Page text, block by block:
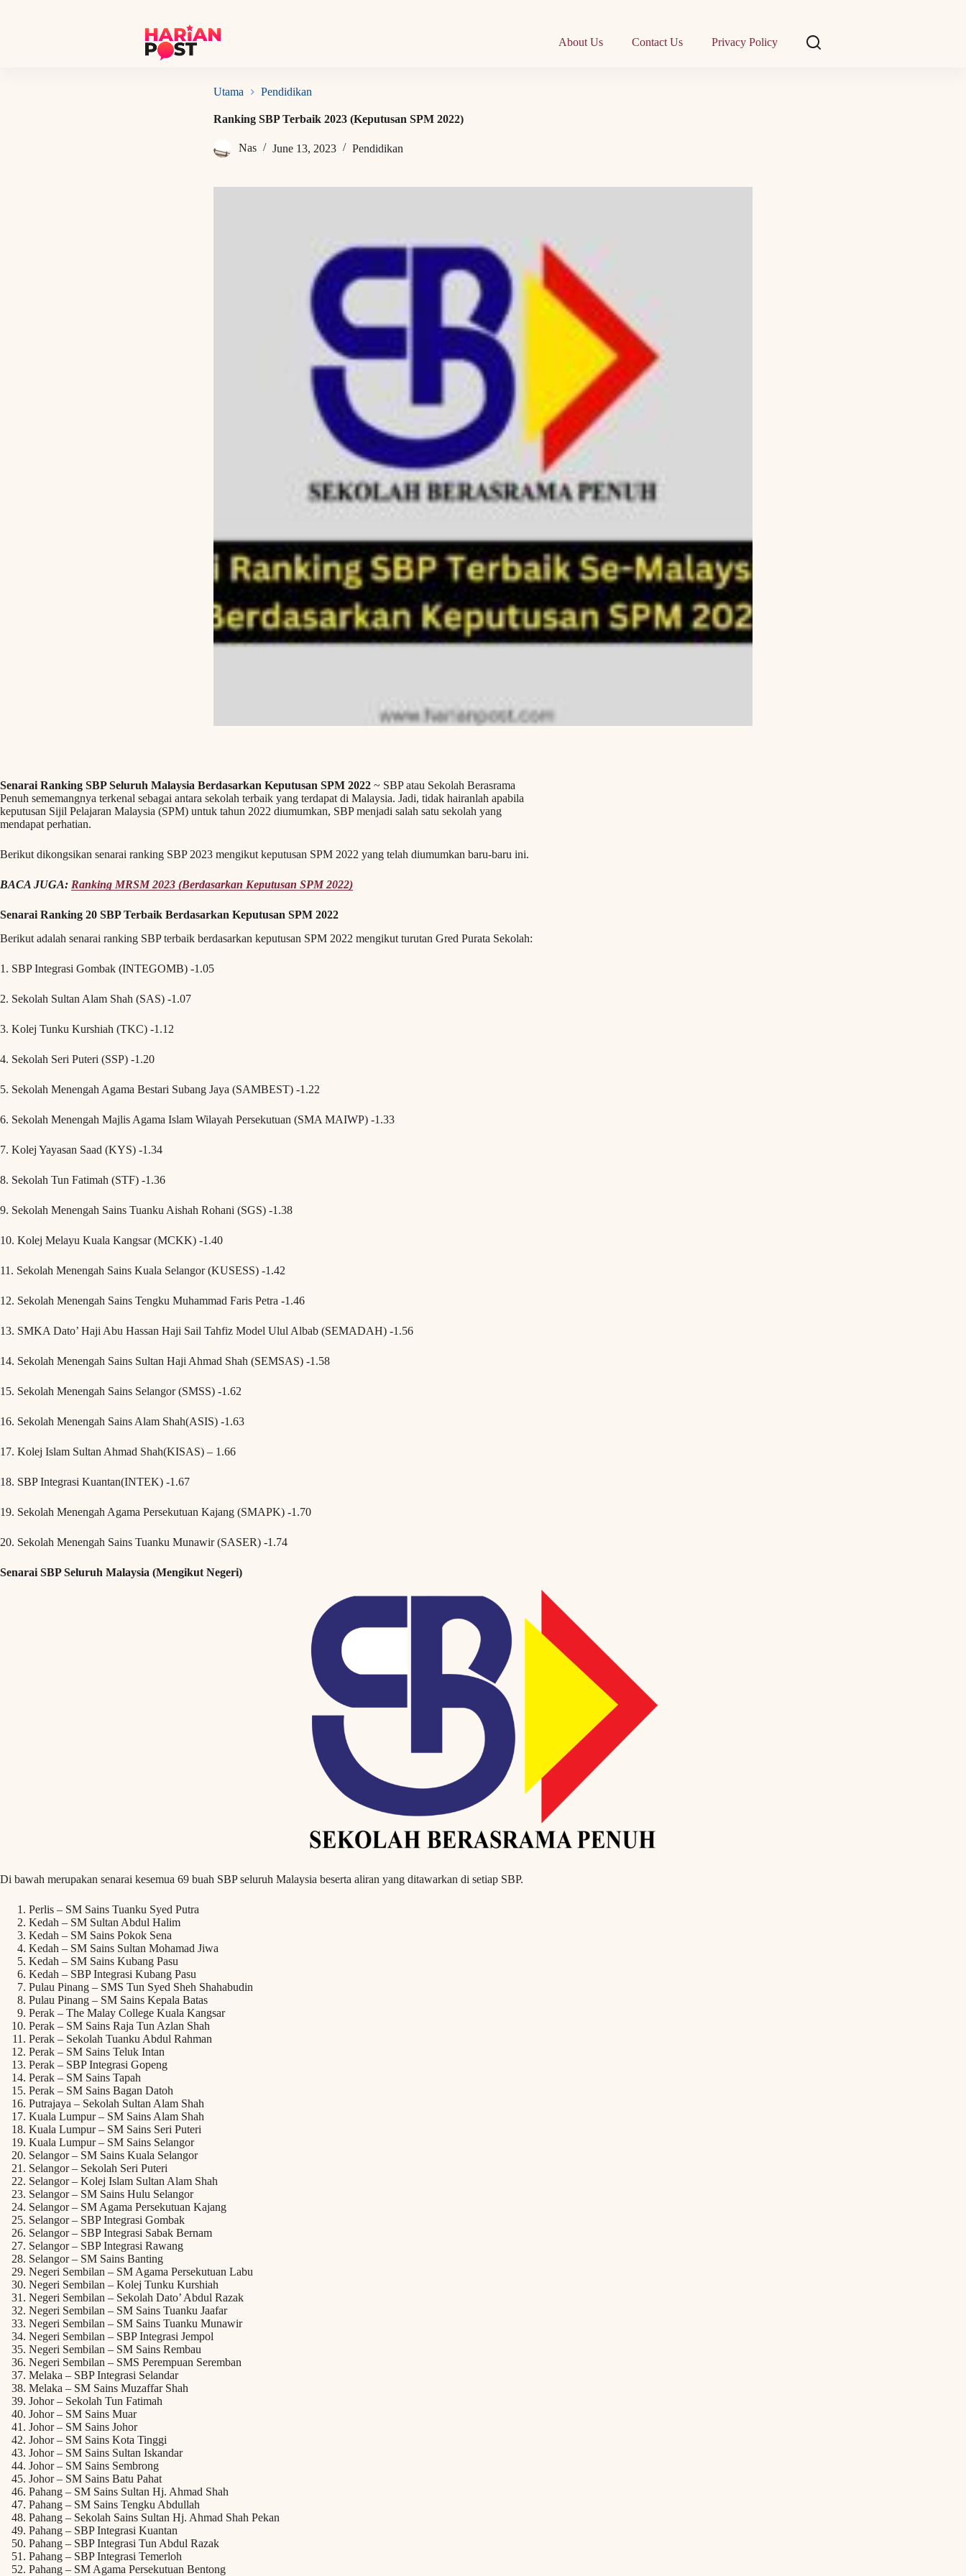
About Us Contact Us Privacy Policy
Utama Pendidikan
Ranking SBP Terbaik 2023 (Keputusan SPM 2022)
Nas June 13, 2023 Pendidikan
Senarai Ranking SBP Seluruh Malaysia Berdasarkan Keputusan SPM 2022 ~ SBP atau Sekolah Berasrama
Penuh sememangnya terkenal sebagai antara sekolah terbaik yang terdapat di Malaysia. Jadi, tidak hairanlah apabila
keputusan Sijil Pelajaran Malaysia (SPM) untuk tahun 2022 diumumkan, SBP menjadi salah satu sekolah yang
mendapat perhatian.
Berikut dikongsikan senarai ranking SBP 2023 mengikut keputusan SPM 2022 yang telah diumumkan baru-baru ini.
BACA JUGA: Ranking MRSM 2023 (Berdasarkan Keputusan SPM 2022)
Senarai Ranking 20 SBP Terbaik Berdasarkan Keputusan SPM 2022
Berikut adalah senarai ranking SBP terbaik berdasarkan keputusan SPM 2022 mengikut turutan Gred Purata Sekolah:
1. SBP Integrasi Gombak (INTEGOMB) -1.05
2. Sekolah Sultan Alam Shah (SAS) -1.07
3. Kolej Tunku Kurshiah (TKC) -1.12
4. Sekolah Seri Puteri (SSP) -1.20
5. Sekolah Menengah Agama Bestari Subang Jaya (SAMBEST) -1.22
6. Sekolah Menengah Majlis Agama Islam Wilayah Persekutuan (SMA MAIWP) -1.33
7. Kolej Yayasan Saad (KYS) -1.34
8. Sekolah Tun Fatimah (STF) -1.36
9. Sekolah Menengah Sains Tuanku Aishah Rohani (SGS) -1.38
10. Kolej Melayu Kuala Kangsar (MCKK) -1.40
11. Sekolah Menengah Sains Kuala Selangor (KUSESS) -1.42
12. Sekolah Menengah Sains Tengku Muhammad Faris Petra -1.46
13. SMKA Dato’ Haji Abu Hassan Haji Sail Tahfiz Model Ulul Albab (SEMADAH) -1.56
14. Sekolah Menengah Sains Sultan Haji Ahmad Shah (SEMSAS) -1.58
15. Sekolah Menengah Sains Selangor (SMSS) -1.62
16. Sekolah Menengah Sains Alam Shah(ASIS) -1.63
17. Kolej Islam Sultan Ahmad Shah(KISAS) – 1.66
18. SBP Integrasi Kuantan(INTEK) -1.67
19. Sekolah Menengah Agama Persekutuan Kajang (SMAPK) -1.70
20. Sekolah Menengah Sains Tuanku Munawir (SASER) -1.74
Senarai SBP Seluruh Malaysia (Mengikut Negeri)
Di bawah merupakan senarai kesemua 69 buah SBP seluruh Malaysia beserta aliran yang ditawarkan di setiap SBP.
Perlis – SM Sains Tuanku Syed Putra
Kedah – SM Sultan Abdul Halim
Kedah – SM Sains Pokok Sena
Kedah – SM Sains Sultan Mohamad Jiwa
Kedah – SM Sains Kubang Pasu
Kedah – SBP Integrasi Kubang Pasu
Pulau Pinang – SMS Tun Syed Sheh Shahabudin
Pulau Pinang – SM Sains Kepala Batas
Perak – The Malay College Kuala Kangsar
Perak – SM Sains Raja Tun Azlan Shah
Perak – Sekolah Tuanku Abdul Rahman
Perak – SM Sains Teluk Intan
Perak – SBP Integrasi Gopeng
Perak – SM Sains Tapah
Perak – SM Sains Bagan Datoh
Putrajaya – Sekolah Sultan Alam Shah
Kuala Lumpur – SM Sains Alam Shah
Kuala Lumpur – SM Sains Seri Puteri
Kuala Lumpur – SM Sains Selangor
Selangor – SM Sains Kuala Selangor
Selangor – Sekolah Seri Puteri
Selangor – Kolej Islam Sultan Alam Shah
Selangor – SM Sains Hulu Selangor
Selangor – SM Agama Persekutuan Kajang
Selangor – SBP Integrasi Gombak
Selangor – SBP Integrasi Sabak Bernam
Selangor – SBP Integrasi Rawang
Selangor – SM Sains Banting
Negeri Sembilan – SM Agama Persekutuan Labu
Negeri Sembilan – Kolej Tunku Kurshiah
Negeri Sembilan – Sekolah Dato’ Abdul Razak
Negeri Sembilan – SM Sains Tuanku Jaafar
Negeri Sembilan – SM Sains Tuanku Munawir
Negeri Sembilan – SBP Integrasi Jempol
Negeri Sembilan – SM Sains Rembau
Negeri Sembilan – SMS Perempuan Seremban
Melaka – SBP Integrasi Selandar
Melaka – SM Sains Muzaffar Shah
Johor – Sekolah Tun Fatimah
Johor – SM Sains Muar
Johor – SM Sains Johor
Johor – SM Sains Kota Tinggi
Johor – SM Sains Sultan Iskandar
Johor – SM Sains Sembrong
Johor – SM Sains Batu Pahat
Pahang – SM Sains Sultan Hj. Ahmad Shah
Pahang – SM Sains Tengku Abdullah
Pahang – Sekolah Sains Sultan Hj. Ahmad Shah Pekan
Pahang – SBP Integrasi Kuantan
Pahang – SBP Integrasi Tun Abdul Razak
Pahang – SBP Integrasi Temerloh
Pahang – SM Agama Persekutuan Bentong